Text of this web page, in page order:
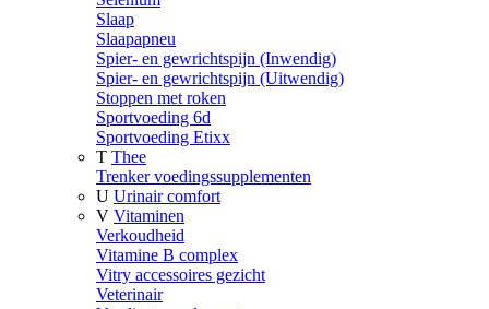
Slaap
Slaapapneu
Spier- en gewrichtspijn (Inwendig)
Spier- en gewrichtspijn (Uitwendig)
Stoppen met roken
Sportvoeding 6d
Sportvoeding Etixx
T Thee
Trenker voedingssupplementen
U Urinair comfort
V Vitaminen
Verkoudheid
Vitamine B complex
Vitry accessoires gezicht
Veterinair